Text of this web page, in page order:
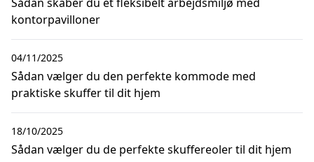
kontorpavilloner
Sådan vælger du den perfekte kommode med
praktiske skuffer til dit hjem
04/11/2025
Sådan vælger du de perfekte skuffereoler til dit hjem
18/10/2025